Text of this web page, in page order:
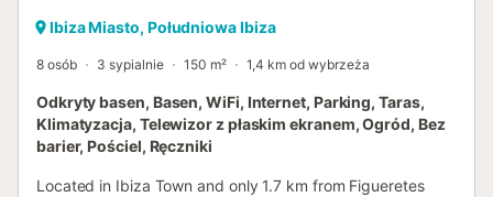
Ibiza Miasto, Południowa Ibiza
8 osób 3 sypialnie 150 m² 1,4 km od wybrzeża
Odkryty basen, Basen, WiFi, Internet, Parking, Taras,
Klimatyzacja, Telewizor z płaskim ekranem, Ogród, Bez
barier, Pościel, Ręczniki
Located in Ibiza Town and only 1.7 km from Figueretes